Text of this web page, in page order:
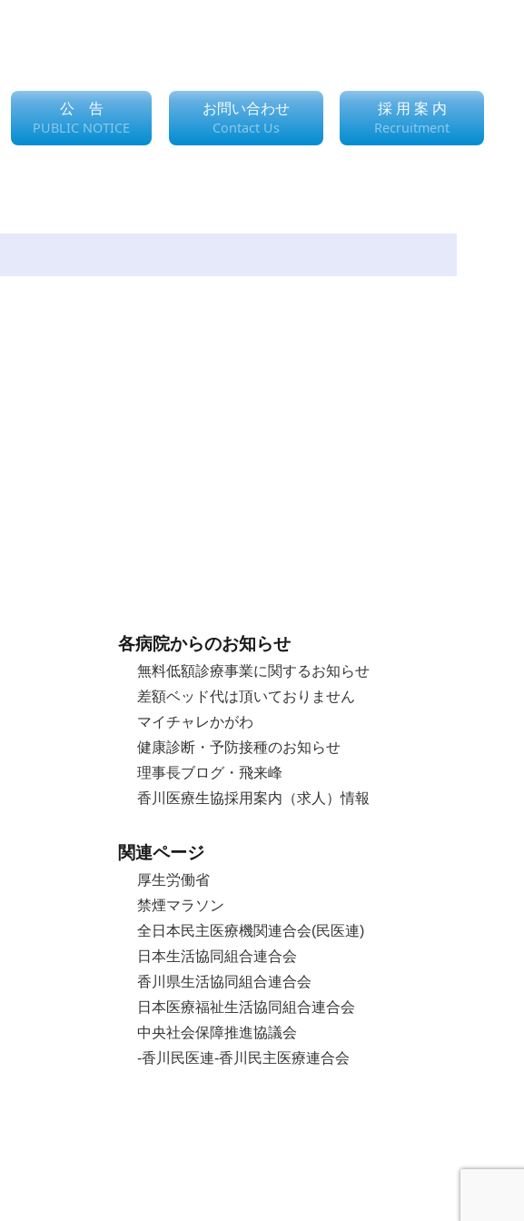
公 告
PUBLIC NOTICE
お問い合わせ
Contact Us
採 用 案 内
Recruitment
各病院からのお知らせ
無料低額診療事業に関するお知らせ
差額ベッド代は頂いておりません
マイチャレかがわ
健康診断・予防接種のお知らせ
理事長ブログ・飛来峰
香川医療生協採用案内（求人）情報
関連ページ
厚生労働省
禁煙マラソン
全日本民主医療機関連合会(民医連)
日本生活協同組合連合会
香川県生活協同組合連合会
日本医療福祉生活協同組合連合会
中央社会保障推進協議会
-香川民医連-香川民主医療連合会